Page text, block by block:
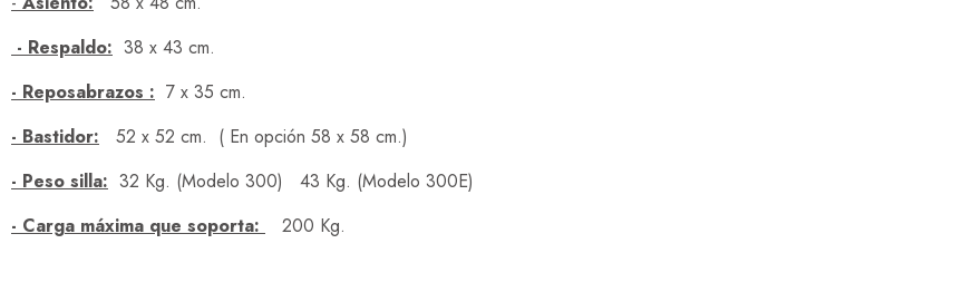
- Respaldo: 38 x 43 cm.
- Reposabrazos : 7 x 35 cm.
- Bastidor: 52 x 52 cm. ( En opción 58 x 58 cm.)
- Peso silla: 32 Kg. (Modelo 300) 43 Kg. (Modelo 300E)
- Carga máxima que soporta:
200 Kg.